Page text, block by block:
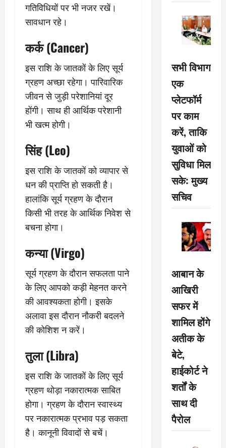
गतिविधियों पर भी नजर रखें।
सावधान रहे।
कर्क (Cancer)
इस राशि के जातकों के लिए सूर्य
ग्रहण अच्छा रहेगा। पारिवारिक
जीवन से जुड़ी परेशानियां दूर
होंगी। साथ ही आर्थिक परेशानी
भी खत्म होगी।
सिंह (Leo)
इस राशि के जातकों को व्यापार से
धन की प्राप्ति हो सकती है।
हालांकि सूर्य ग्रहण के दौरान
किसी भी तरह के आर्थिक निवेश से
बचना होगा।
कन्या (Virgo)
सूर्य ग्रहण के दौरान सफलता पाने
के लिए आपको कड़ी मेहनत करने
की आवश्यकता होगी। इसके
अलावा इस दौरान नौकरी बदलने
की कोशिश न करें।
तुला (Libra)
इस राशि के जातकों के लिए सूर्य
ग्रहण थोड़ा नकारात्मक साबित
होगा। ग्रहण के दौरान स्वास्थ्य
पर नकारात्मक प्रभाव पड़ सकता
है। कानूनी विवादों से बचें।
सभी विभाग
एक
प्लेटफॉर्म
पर काम
करें, ताकि
युवाओं को
सुविधा मिल
सके: मुख्य
सचिव
आबान के
आखिरी
सफर में
शामिल होंगे
अतीक के
बेटे,
हाईकोर्ट ने
शर्तों के
साथ दी
पैरोल